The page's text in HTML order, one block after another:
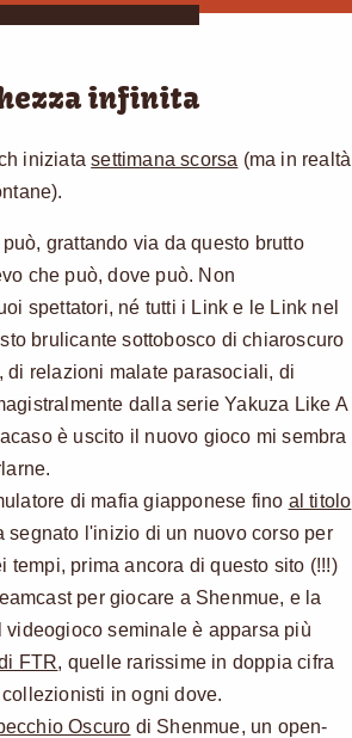
infinita
iniziatasettimana scorsa (ma in realtà
grattando via da questo brutto
che può, dove può. Non
spettatori, né tutti i Link e le Link nel
brulicante sottobosco di chiaroscuro
di relazioni malate parasociali, di
dalla serie Yakuza Like A
è uscito il nuovo gioco mi sembra
di mafia giapponese fino al titolo
segnato l'inizio di un nuovo corso per
tempi, prima ancora di questo sito (!!!)
per giocare a Shenmue, e la
seminale è apparsa più
FTR, quelle rarissime in doppia cifra
in ogni dove.
Oscuro di Shenmue, un open-